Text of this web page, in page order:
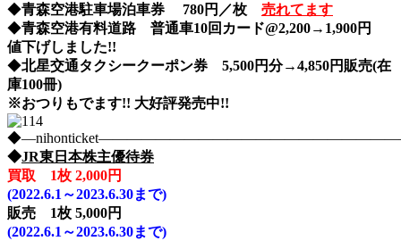
◆青森空港駐車場泊車券 780円／枚
売れてます
◆青森空港有料道路 普通車10回カード@2,200→1,900円
値下げしました!!
◆北星交通タクシークーポン券 5,500円分→4,850円販売(在
庫100冊)
※おつりもでます!! 大好評発売中!!
◆JR東日本株主優待券
買取 1枚 2,000円
(2022.6.1～2023.6.30まで)
販売 1枚 5,000円
(2022.6.1～2023.6.30まで)